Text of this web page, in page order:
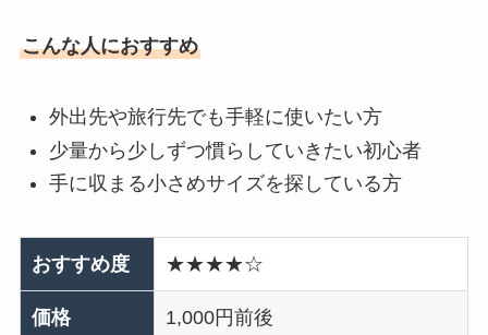
こんな人におすすめ
外出先や旅行先でも手軽に使いたい方
少量から少しずつ慣らしていきたい初心者
手に収まる小さめサイズを探している方
おすすめ度 ★★★★☆
価格 1,000円前後